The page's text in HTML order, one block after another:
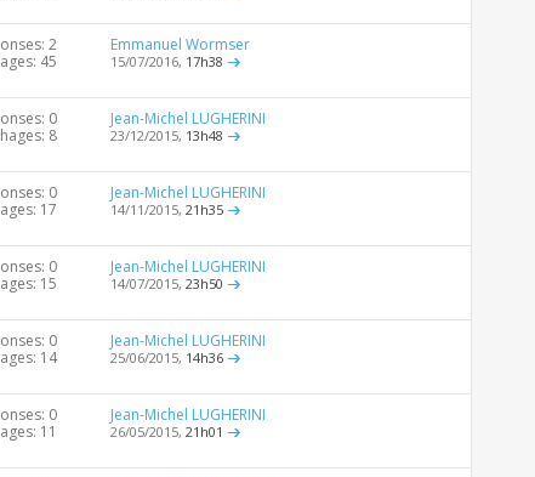
2
45
Emmanuel Wormser
15/07/2016, 17h38
0
8
Jean-Michel LUGHERINI
23/12/2015, 13h48
0
17
Jean-Michel LUGHERINI
14/11/2015,21h35
0
15
Jean-Michel LUGHERINI
14/07/2015,23h50
0
14
Jean-Michel LUGHERINI
25/06/2015, 14h36
0
11
Jean-Michel LUGHERINI
26/05/2015,21h01